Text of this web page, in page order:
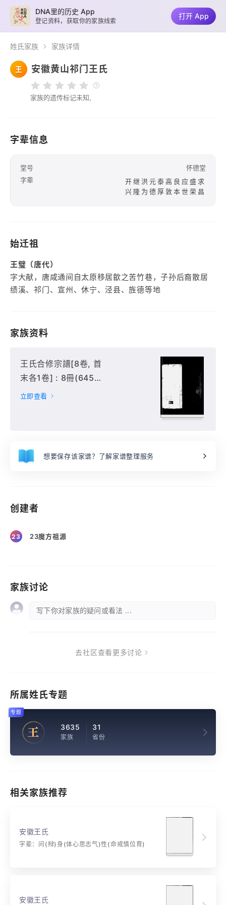
姓氏家族 家族详情
王 安徽黄山祁门王氏
家族的遗传标记未知,
字辈信息
堂号
怀德堂
字辈
开继洪元泰高良应盛求
兴隆为德厚敦本世荣昌
始迁祖
王璧（唐代）
字大献，唐咸通间自太原移居歙之苦竹巷，子孙后裔散居
绩溪、祁门、宣州、休宁、泾县、旌德等地
家族资料
王氏合修宗譜[8卷, 首
末各1卷] : 8冊(645
頁),
立即查看
想要保存该家谱？了解家谱整理服务
创建者
23 23魔方祖源
家族讨论
写下你对家族的疑问或看法 ...
去社区查看更多讨论
所属姓氏专题
王 3635
家族
31
省份
专题
相关家族推荐
安徽王氏
字辈：问(辩)身(体心思志气)性(命戒慎位育)
安徽王氏
DNA里的历史 App
登记资料，获取你的家族线索
打开 App